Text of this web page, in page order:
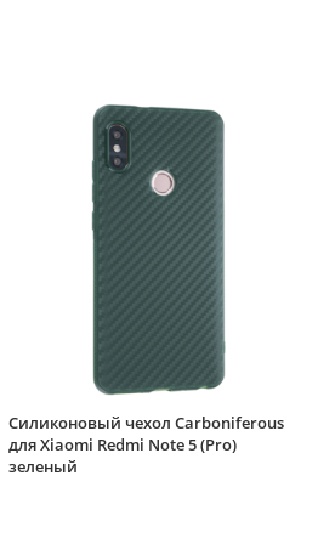
Силиконовый чехол Carboniferous
для Xiaomi Redmi Note 5 (Pro)
зеленый